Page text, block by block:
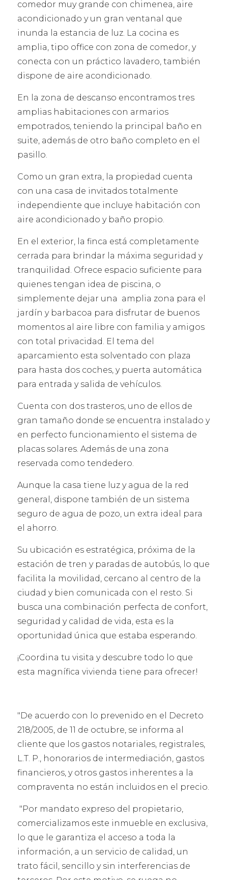
comedor muy grande con chimenea, aire
acondicionado y un gran ventanal que
inunda la estancia de luz. La cocina es
amplia, tipo office con zona de comedor, y
conecta con un práctico lavadero, también
dispone de aire acondicionado.
En la zona de descanso encontramos tres
amplias habitaciones con armarios
empotrados, teniendo la principal baño en
suite, además de otro baño completo en el
pasillo.
Como un gran extra, la propiedad cuenta
con una casa de invitados totalmente
independiente que incluye habitación con
aire acondicionado y baño propio.
En el exterior, la finca está completamente
cerrada para brindar la máxima seguridad y
tranquilidad. Ofrece espacio suficiente para
quienes tengan idea de piscina, o
simplemente dejar una amplia zona para el
jardín y barbacoa para disfrutar de buenos
momentos al aire libre con familia y amigos
con total privacidad. El tema del
aparcamiento esta solventado con plaza
para hasta dos coches, y puerta automática
para entrada y salida de vehículos.
Cuenta con dos trasteros, uno de ellos de
gran tamaño donde se encuentra instalado y
en perfecto funcionamiento el sistema de
placas solares. Además de una zona
reservada como tendedero.
Aunque la casa tiene luz y agua de la red
general, dispone también de un sistema
seguro de agua de pozo, un extra ideal para
el ahorro.
Su ubicación es estratégica, próxima de la
estación de tren y paradas de autobús, lo que
facilita la movilidad, cercano al centro de la
ciudad y bien comunicada con el resto. Si
busca una combinación perfecta de confort,
seguridad y calidad de vida, esta es la
oportunidad única que estaba esperando.
¡Coordina tu visita y descubre todo lo que
esta magnífica vivienda tiene para ofrecer!
"De acuerdo con lo prevenido en el Decreto
218/2005, de 11 de octubre, se informa al
cliente que los gastos notariales, registrales,
L.T. P., honorarios de intermediación, gastos
financieros, y otros gastos inherentes a la
compraventa no están incluidos en el precio.
"Por mandato expreso del propietario,
comercializamos este inmueble en exclusiva,
lo que le garantiza el acceso a toda la
información, a un servicio de calidad, un
trato fácil, sencillo y sin interferencias de